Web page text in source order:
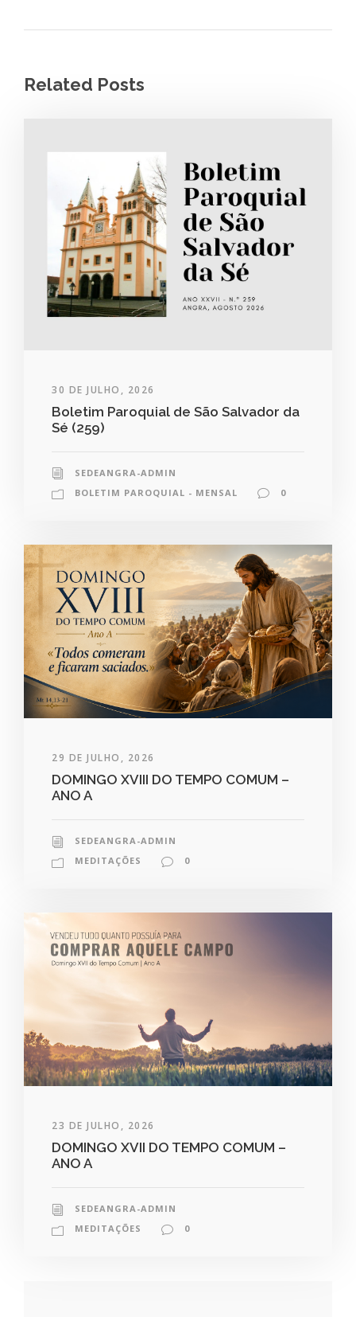
Related Posts
30 DE JULHO, 2026
Boletim Paroquial de São Salvador da
Sé (259)
SEDEANGRA-ADMIN
BOLETIM PAROQUIAL - MENSAL
0
29 DE JULHO, 2026
DOMINGO XVIII DO TEMPO COMUM –
ANO A
SEDEANGRA-ADMIN
MEDITAÇÕES
0
23 DE JULHO, 2026
DOMINGO XVII DO TEMPO COMUM –
ANO A
SEDEANGRA-ADMIN
MEDITAÇÕES
0